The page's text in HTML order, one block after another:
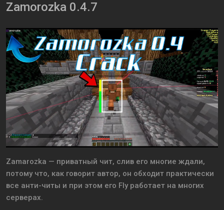
Zamorozka 0.4.7
Zamarozka — приватный чит, слив его многие ждали,
потому что, как говорит автор, он обходит практически
все анти-читы и при этом его Fly работает на многих
серверах.